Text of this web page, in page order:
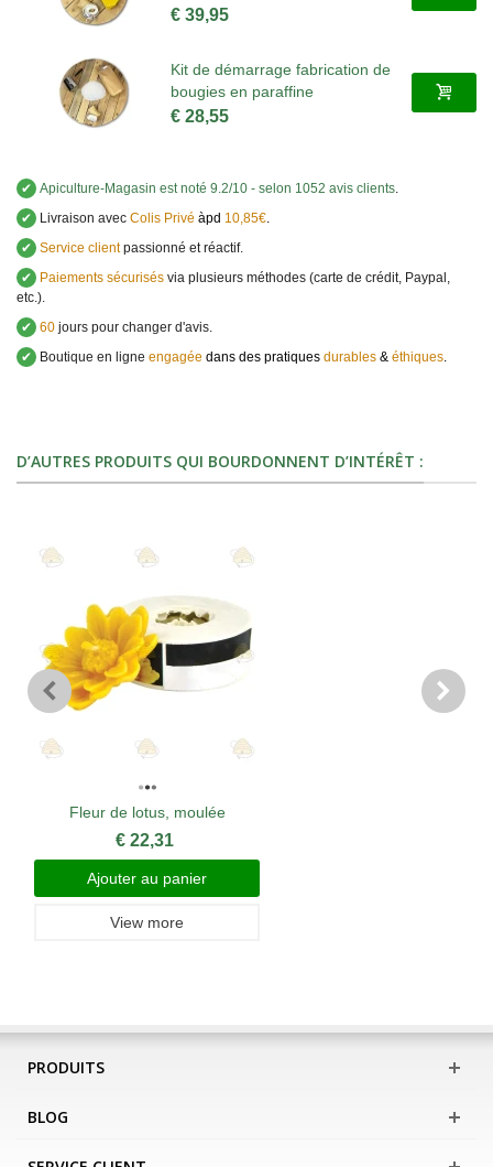
€ 39,95
Kit de démarrage fabrication de
bougies en paraffine
€ 28,55
✔ Apiculture-Magasin est noté 9.2/10 - selon 1052 avis clients.
✔
Livraison avec Colis Privé àpd 10,85€.
✔ Service clientpassionné et réactif.
✔
Paiements sécurisés via plusieurs méthodes (carte de crédit, Paypal,
etc.).
✔ 60 jours pour changer d'avis.
✔
Boutique en ligne engagée dans des pratiques durables & éthiques.
D’AUTRES PRODUITS QUI BOURDONNENT D’INTÉRÊT :
Fleur de lotus, moulée
€ 22,31
Ajouter au panier
View more
PRODUITS
BLOG